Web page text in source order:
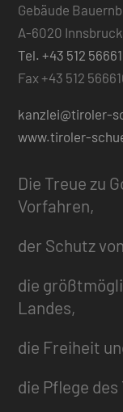
Gebäude
A-6020 Innsbruck
Tel. +43 512
Fax +43 512
kanzlei@tiroler-
www.tiroler-
Die Treue zu
Vorfahren,
der Schutz
die
Landes,
die Freiheit
die Pflege